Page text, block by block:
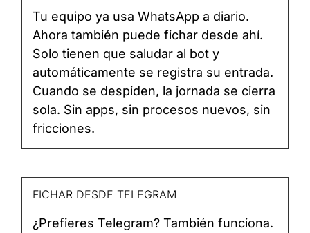
Tu equipo ya usa WhatsApp a diario.
Ahora también puede fichar desde ahí.
Solo tienen que saludar al bot y
automáticamente se registra su entrada.
Cuando se despiden, la jornada se cierra
sola. Sin apps, sin procesos nuevos, sin
fricciones.
FICHAR DESDE TELEGRAM
¿Prefieres Telegram? También funciona.